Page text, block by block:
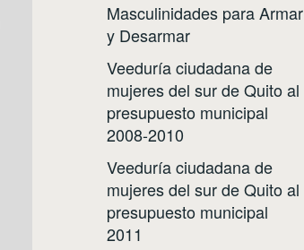
Masculinidades para Armar
y Desarmar
Veeduría ciudadana de
mujeres del sur de Quito al
presupuesto municipal
2008-2010
Veeduría ciudadana de
mujeres del sur de Quito al
presupuesto municipal
2011